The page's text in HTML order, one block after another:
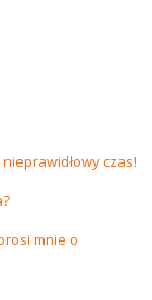
czas!
mnie o